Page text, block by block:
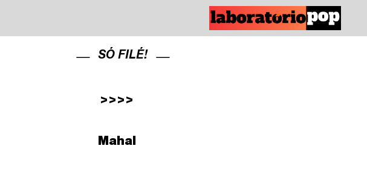
SÓ FILÉ!
>>>>
Mahal